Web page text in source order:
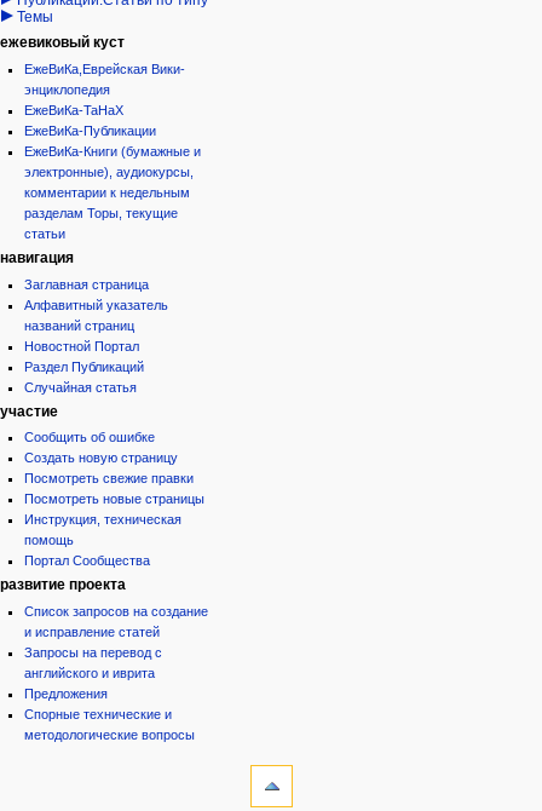
Темы
ежевиковый куст
ЕжеВиКа,Еврейская Вики-
энциклопедия
ЕжеВиКа-ТаНаХ
ЕжеВиКа-Публикации
ЕжеВиКа-Книги (бумажные и
электронные), аудиокурсы,
комментарии к недельным
разделам Торы, текущие
статьи
навигация
Заглавная страница
Алфавитный указатель
названий страниц
Новостной Портал
Раздел Публикаций
Случайная статья
участие
Сообщить об ошибке
Создать новую страницу
Посмотреть свежие правки
Посмотреть новые страницы
Инструкция, техническая
помощь
Портал Сообщества
развитие проекта
Список запросов на создание
и исправление статей
Запросы на перевод с
английского и иврита
Предложения
Спорные технические и
методологические вопросы